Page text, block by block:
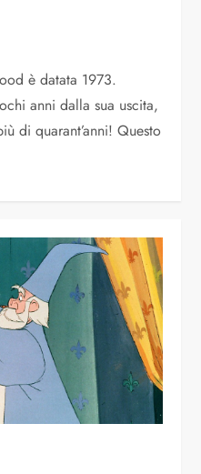
è datata 1973.
anni dalla sua uscita,
di quarant’anni! Questo